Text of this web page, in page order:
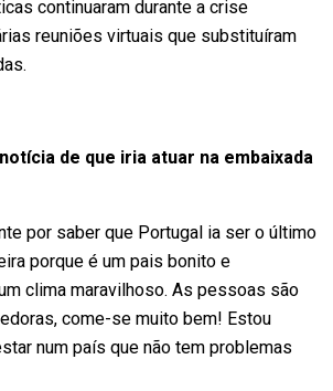
continuaram durante a crise
reuniões virtuais que substituíram
de que iria atuar na embaixada
por saber que Portugal ia ser o último
porque é um pais bonito e
clima maravilhoso. As pessoas são
come-se muito bem! Estou
num país que não tem problemas